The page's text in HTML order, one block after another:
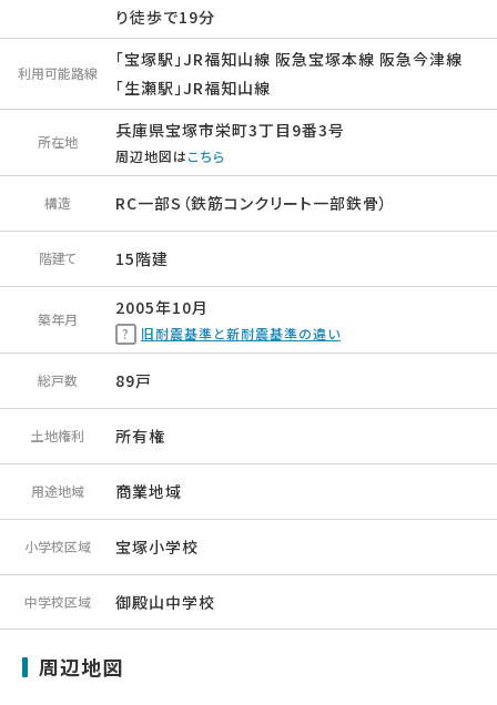
り徒歩で19分
利用可能路線
「宝塚駅」JR福知山線 阪急宝塚本線 阪急今津線
「生瀬駅」JR福知山線
所在地
兵庫県宝塚市栄町3丁目9番3号
周辺地図はこちら
構造 RC一部S（鉄筋コンクリート一部鉄骨）
階建て 15階建
築年月
2005年10月
旧耐震基準と新耐震基準の違い
総戸数 89戸
土地権利 所有権
用途地域 商業地域
小学校区域 宝塚小学校
中学校区域 御殿山中学校
周辺地図